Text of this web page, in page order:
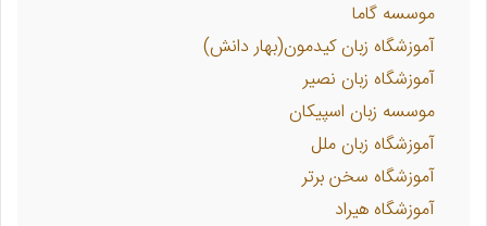
موسسه گاما
آموزشگاه زبان کیدمون(بهار دانش)
آموزشگاه زبان نصیر
موسسه زبان اسپیکان
آموزشگاه زبان ملل
آموزشگاه سخن برتر
آموزشگاه هیراد